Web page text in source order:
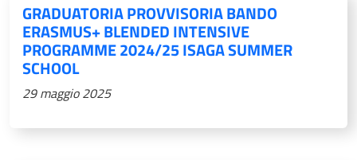
GRADUATORIA PROVVISORIA BANDO
ERASMUS+ BLENDED INTENSIVE
PROGRAMME 2024/25 ISAGA SUMMER
SCHOOL
29 maggio 2025